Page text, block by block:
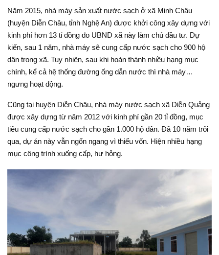
Năm 2015, nhà máy sản xuất nước sạch ở xã Minh Châu
(huyện Diễn Châu, tỉnh Nghệ An) được khởi công xây dựng với
kinh phí hơn 13 tỉ đồng do UBND xã này làm chủ đầu tư. Dự
kiến, sau 1 năm, nhà máy sẽ cung cấp nước sạch cho 900 hộ
dân trong xã. Tuy nhiên, sau khi hoàn thành nhiều hạng mục
chính, kể cả hệ thống đường ống dẫn nước thì nhà máy…
ngưng hoạt động.
Cũng tại huyện Diễn Châu, nhà máy nước sạch xã Diễn Quảng
được xây dựng từ năm 2012 với kinh phí gần 20 tỉ đồng, mục
tiêu cung cấp nước sạch cho gần 1.000 hộ dân. Đã 10 năm trôi
qua, dự án này vẫn ngổn ngang vì thiếu vốn. Hiện nhiều hạng
mục công trình xuống cấp, hư hỏng.